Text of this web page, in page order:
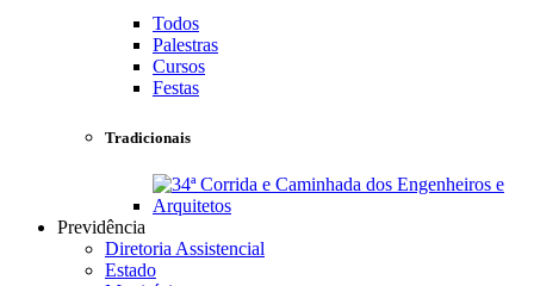
Todos
Palestras
Cursos
Festas
Tradicionais
Previdência
Diretoria Assistencial
Estado